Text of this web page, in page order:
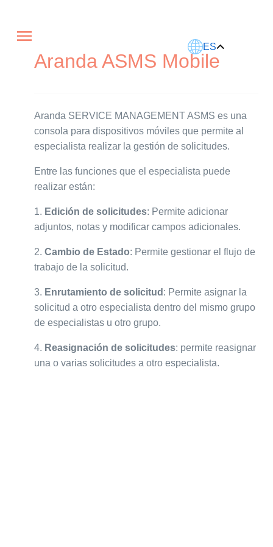
ES
Aranda ASMS Mobile
Aranda SERVICE MANAGEMENT ASMS es una
consola para dispositivos móviles que permite al
especialista realizar la gestión de solicitudes.
Entre las funciones que el especialista puede
realizar están:
1. Edición de solicitudes: Permite adicionar
adjuntos, notas y modificar campos adicionales.
2. Cambio de Estado: Permite gestionar el flujo de
trabajo de la solicitud.
3. Enrutamiento de solicitud : Permite asignar la
solicitud a otro especialista dentro del mismo grupo
de especialistas u otro grupo.
4. Reasignación de solicitudes: permite reasignar
una o varias solicitudes a otro especialista.